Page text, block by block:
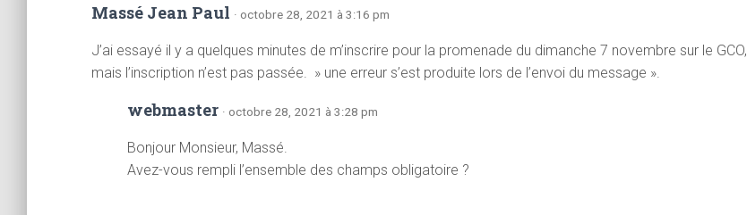
Massé Jean Paul · octobre 28, 2021 à 3:16 pm
J’ai essayé il y a quelques minutes de m’inscrire pour la promenade du dimanche 7 novembre sur le GCO,
mais l’inscription n’est pas passée. » une erreur s’est produite lors de l’envoi du message ».
webmaster · octobre 28, 2021 à 3:28 pm
Bonjour Monsieur, Massé.
Avez-vous rempli l’ensemble des champs obligatoire ?